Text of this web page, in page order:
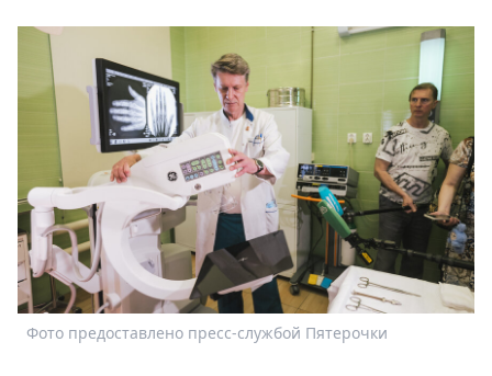
Фото предоставлено пресс-службой Пятерочки